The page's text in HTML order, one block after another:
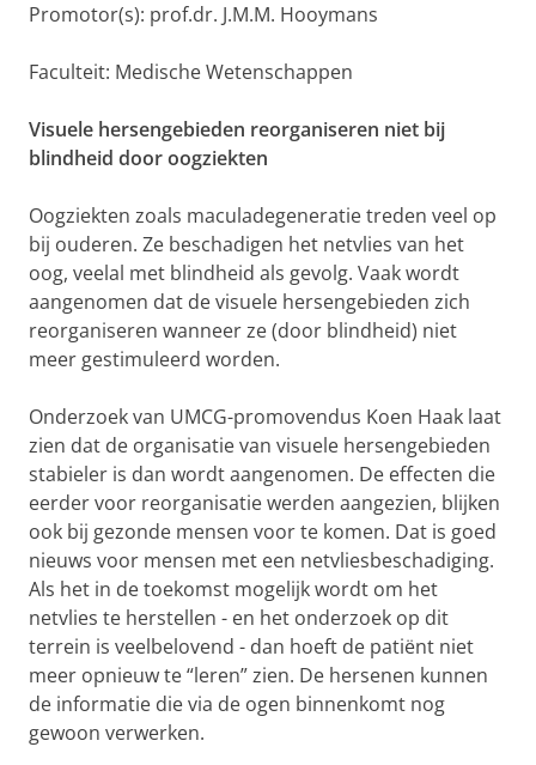
Promotor(s): prof.dr. J.M.M. Hooymans
Faculteit: Medische Wetenschappen
Visuele hersengebieden reorganiseren niet bij
blindheid door oogziekten
Oogziekten zoals maculadegeneratie treden veel op
bij ouderen. Ze beschadigen het netvlies van het
oog, veelal met blindheid als gevolg. Vaak wordt
aangenomen dat de visuele hersengebieden zich
reorganiseren wanneer ze (door blindheid) niet
meer gestimuleerd worden.
Onderzoek van UMCG-promovendus Koen Haak laat
zien dat de organisatie van visuele hersengebieden
stabieler is dan wordt aangenomen. De effecten die
eerder voor reorganisatie werden aangezien, blijken
ook bij gezonde mensen voor te komen. Dat is goed
nieuws voor mensen met een netvliesbeschadiging.
Als het in de toekomst mogelijk wordt om het
netvlies te herstellen - en het onderzoek op dit
terrein is veelbelovend - dan hoeft de patiënt niet
meer opnieuw te “leren” zien. De hersenen kunnen
de informatie die via de ogen binnenkomt nog
gewoon verwerken.